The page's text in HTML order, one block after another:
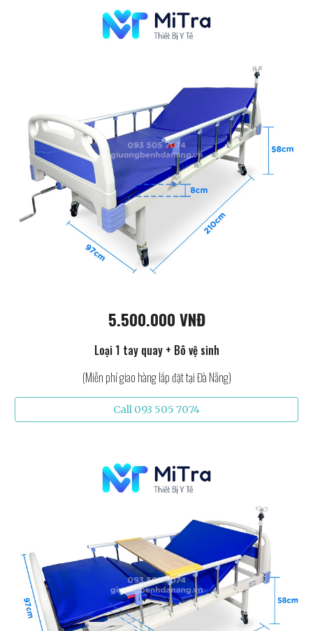
5.500.000 VNĐ
Loại 1 tay quay + Bô vệ sinh
(Miễn phí giao hàng lắp đặt tại Đà Nẵng)
Call 093 505 7074